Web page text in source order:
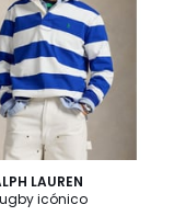
LAUREN
icónico